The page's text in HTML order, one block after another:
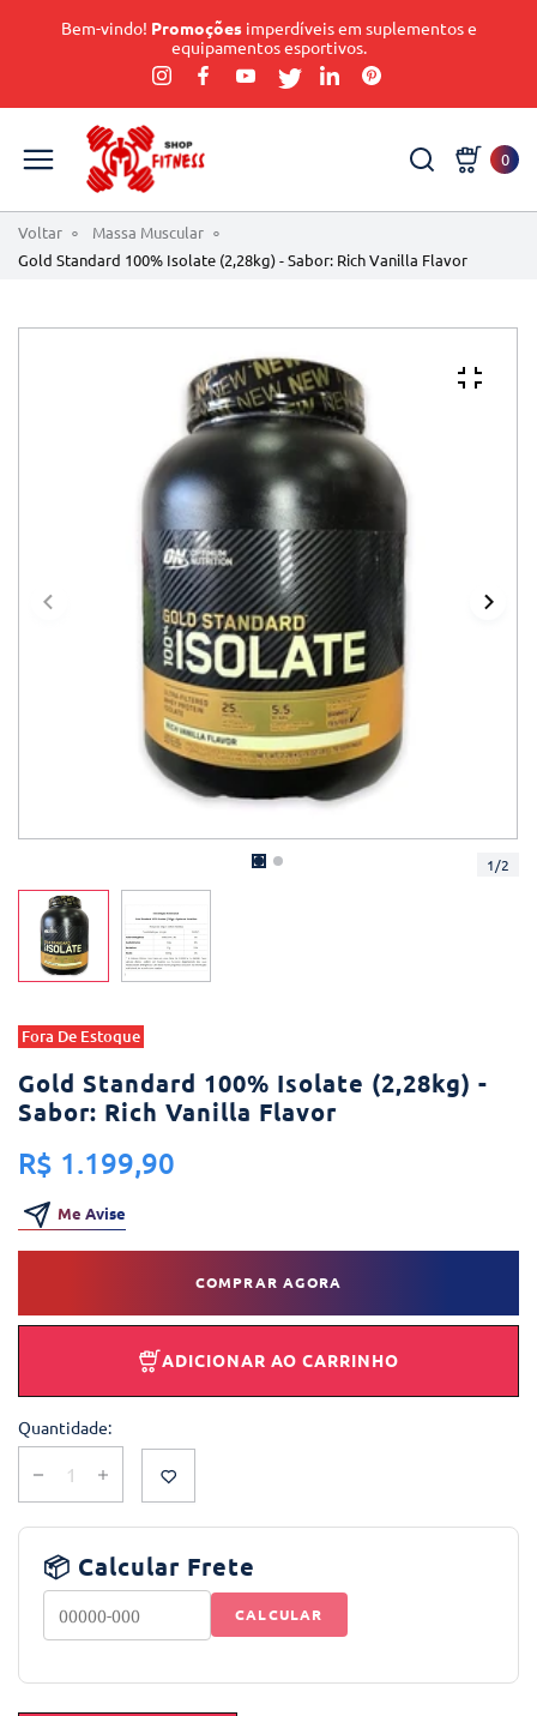
Bem-vindo! Promoçõesimperdíveis em suplementos e
equipamentos esportivos.
0
Voltar
Massa Muscular
Gold Standard 100% Isolate (2,28kg) - Sabor: Rich Vanilla Flavor
1/2
Fora De Estoque
Gold Standard 100% Isolate (2,28kg) -
Sabor: Rich Vanilla Flavor
R$ 1.199,90
Me Avise
COMPRAR AGORA
ADICIONAR AO CARRINHO
Quantidade:
📦 Calcular Frete
CALCULAR